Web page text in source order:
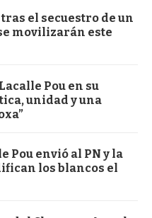
el secuestro de un
movilizarán este
Pou en su
unidad y una
Pou envió al PN y la
los blancos el